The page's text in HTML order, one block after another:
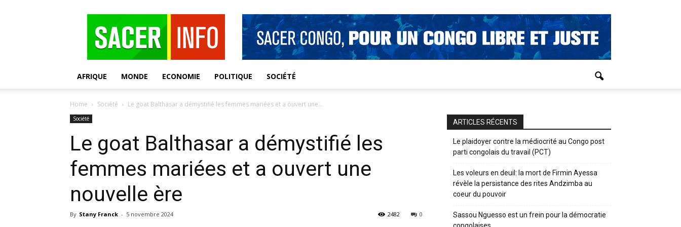
AFRIQUE MONDE ECONOMIE POLITIQUE SOCIÉTÉ
Home Société Le goat Balthasar a démystifié les femmes mariées et a ouvert une...
Société
Le goat Balthasar a démystifié les
femmes mariées et a ouvert une
nouvelle ère
By Stany Franck - 5 novembre 2024 0
2482
ARTICLES RÉCENTS
Le plaidoyer contre la médiocrité au Congo post
parti congolais du travail (PCT)
Les voleurs en deuil: la mort de Firmin Ayessa
révèle la persistance des rites Andzimba au
coeur du pouvoir
Sassou Nguesso est un frein pour la démocratie